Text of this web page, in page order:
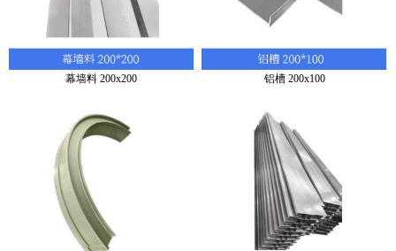
幕墙料 200x200 铝槽 200x100